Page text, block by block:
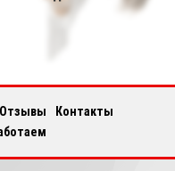
Отзывы
Контакты